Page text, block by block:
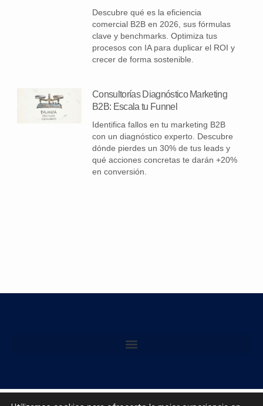
Descubre qué es la eficiencia
comercial B2B en 2026, sus fórmulas
clave y benchmarks. Optimiza tus
procesos con IA para duplicar el ROI y
crecer de forma sostenible.
Consultorías Diagnóstico Marketing
B2B: Escala tu Funnel
Identifica fallos en tu marketing B2B
con un diagnóstico experto. Descubre
dónde pierdes un 30% de tus leads y
qué acciones concretas te darán +20%
en conversión.